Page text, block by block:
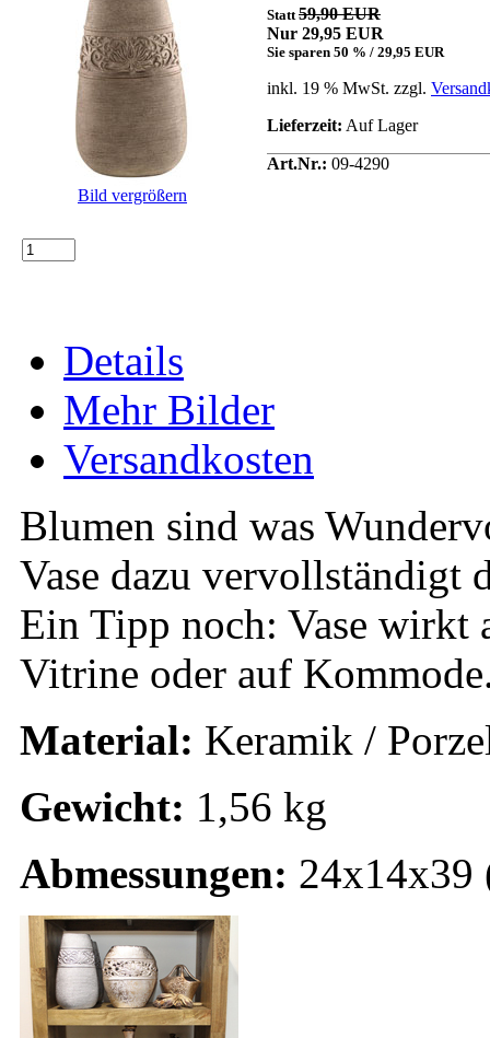
Bild vergrößern
Statt 59,90 EUR
Nur 29,95 EUR
Sie sparen 50 % / 29,95 EUR
inkl. 19 % MwSt. zzgl.
Lieferzeit: Auf Lager
Art.Nr.: 09-4290
Details
Mehr Bilder
Versandkosten
Blumen sind was
Vase dazu vervollständigt
Ein Tipp noch: Vase wirkt
Vitrine oder auf
Material: Keramik /
Gewicht: 1,56 kg
Abmessungen: